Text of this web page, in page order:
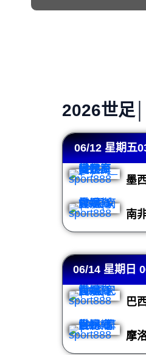
2026世足
06/12 星期五
墨
南
06/14 星期日
巴
摩